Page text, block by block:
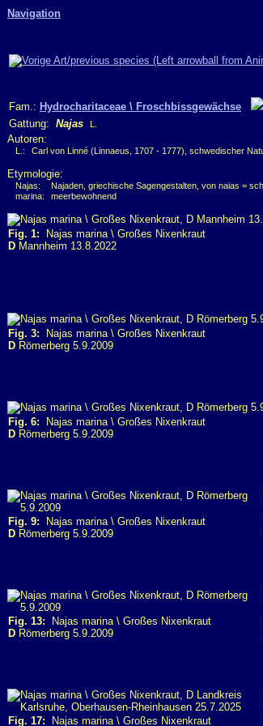
Navigation
Fam.: Hydrocharitaceae \ Froschbissgewächse
Gattung: Najas L.
Autoren:
L.: Carl von Linné (Linnaeus, 1707 - 1777), schwedischer
Etymologie:
Najas:
Najaden, griechische Sagengestalten, von naias =
marina:
meerbewohnend
Fig. 1: Najas marina \ Großes Nixenkraut
D Mannheim 13.8.2022
Fig. 3: Najas marina \ Großes Nixenkraut
D Römerberg 5.9.2009
Fig. 6: Najas marina \ Großes Nixenkraut
D Römerberg 5.9.2009
Fig. 9: Najas marina \ Großes Nixenkraut
D Römerberg 5.9.2009
Fig. 13: Najas marina \ Großes Nixenkraut
D Römerberg 5.9.2009
Fig. 17: Najas marina \ Großes Nixenkraut